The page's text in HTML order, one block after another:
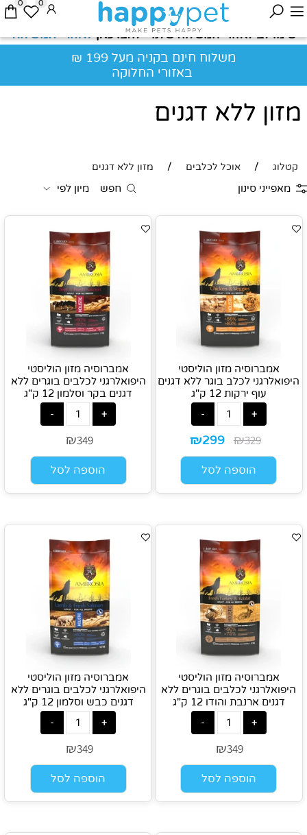
שימו לב לאזורי המשלוח שלנו - לחצו כאןלאזורי המשלוח
משלוח חינם בקניה מעל 199 ₪
באזורי החלוקה
0 0
מזון ללא דגנים
קטלוג / אוכל לכלבים / מזון ללא דגנים
מאפייני סינון חפש מיון לפי
אמברוסיה מזון הוליסטי
היפואלרגני לכלב בוגר ללא דגנים
עוף ירקות 12 ק"ג
₪329
₪299
הוספה לסל
אמברוסיה מזון הוליסטי
היפואלרגני לכלבים בוגרים ללא
דגנים בקר וסלמון 12 ק"ג
₪349
הוספה לסל
אמברוסיה מזון הוליסטי
היפואלרגני לכלבים בוגרים ללא
דגנים ארנבת והודו 12 ק"ג
₪349
הוספה לסל
אמברוסיה מזון הוליסטי
היפואלרגני לכלבים בוגרים ללא
דגנים כבש וסלמון 12 ק"ג
₪349
הוספה לסל